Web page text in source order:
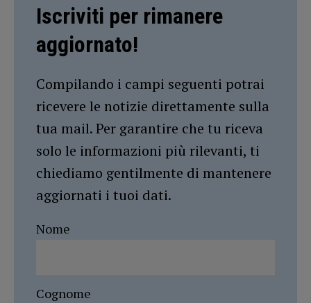
Iscriviti per rimanere
aggiornato!
Compilando i campi seguenti potrai
ricevere le notizie direttamente sulla
tua mail. Per garantire che tu riceva
solo le informazioni più rilevanti, ti
chiediamo gentilmente di mantenere
aggiornati i tuoi dati.
Nome
Cognome